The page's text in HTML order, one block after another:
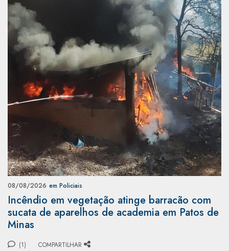
08/08/2026 em Policiais
Incêndio em vegetação atinge barracão com
sucata de aparelhos de academia em Patos de
Minas
(1) COMPARTILHAR